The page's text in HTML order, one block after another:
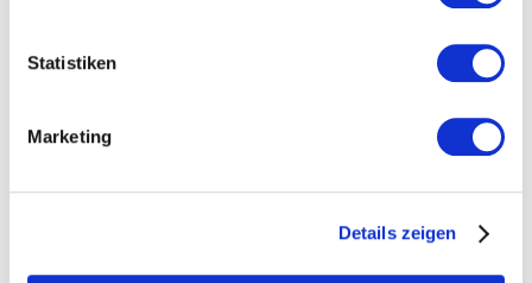
Statistiken
Marketing
Details zeigen
Certifications and management systems
Quality management: ISO 9001:2015
Occupational health and safety management: